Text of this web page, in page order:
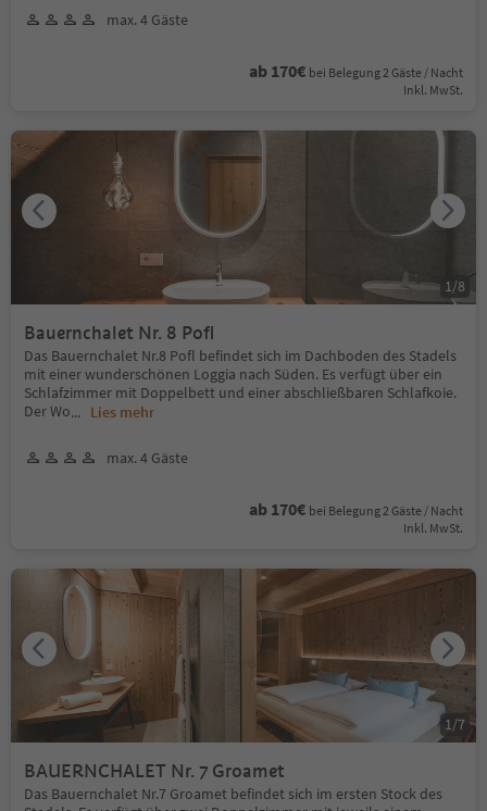
max. 4 Gäste
ab 170€ bei Belegung 2 Gäste / Nacht
Inkl. MwSt.
Bauernchalet Nr. 8 Pofl
Das Bauernchalet Nr.8 Pofl befindet sich im Dachboden des Stadels
mit einer wunderschönen Loggia nach Süden. Es verfügt über ein
Schlafzimmer mit Doppelbett und einer abschließbaren Schlafkoie.
Der Wo... Lies mehr
max. 4 Gäste
ab 170€ bei Belegung 2 Gäste / Nacht
Inkl. MwSt.
1/8
BAUERNCHALET Nr. 7 Groamet
Das Bauernchalet Nr.7 Groamet befindet sich im ersten Stock des
1 /7